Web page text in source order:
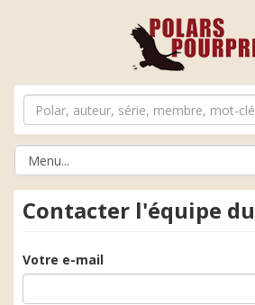
Contacter l'équipe
Votre e-mail